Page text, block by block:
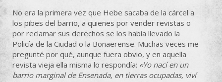
No era la primera vez que Hebe sacaba de la cárcel a
los pibes del barrio, a quienes por vender revistas o
por reclamar sus derechos se los había llevado la
Policía de la Ciudad o la Bonaerense. Muchas veces me
pregunté por qué, aunque fuera obvio, y en aquella
revista vieja ella misma lo respondía: «Yo nací en un
barrio marginal de Ensenada, en tierras ocupadas, viví